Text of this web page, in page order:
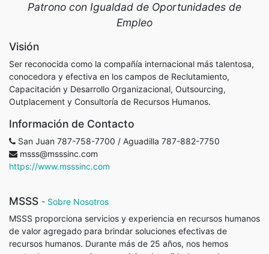
Patrono con Igualdad de Oportunidades de
Empleo
Visión
Ser reconocida como la compañía internacional más talentosa,
conocedora y efectiva en los campos de Reclutamiento,
Capacitación y Desarrollo Organizacional, Outsourcing,
Outplacement y Consultoría de Recursos Humanos.
Información de Contacto
San Juan 787-758-7700 / Aguadilla 787-882-7750
msss@msssinc.com
https://www.msssinc.com
MSSS - Sobre Nosotros
MSSS proporciona servicios y experiencia en recursos humanos
de valor agregado para brindar soluciones efectivas de
recursos humanos. Durante más de 25 años, nos hemos